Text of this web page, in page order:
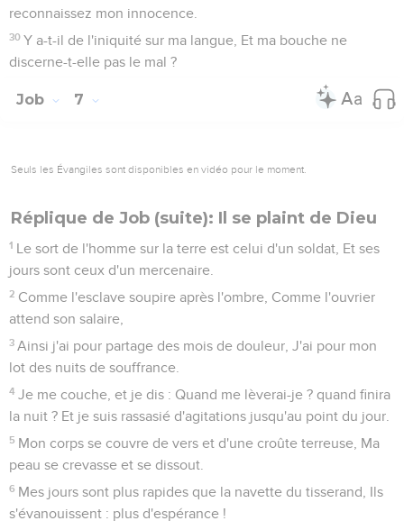
reconnaissez mon innocence.
30 Y a-t-il de l'iniquité sur ma langue, Et ma bouche ne
discerne-t-elle pas le mal ?
Job 7
Seuls les Évangiles sont disponibles en vidéo pour le moment.
Réplique de Job (suite): Il se plaint de Dieu
1 Le sort de l'homme sur la terre est celui d'un soldat, Et ses
jours sont ceux d'un mercenaire.
2 Comme l'esclave soupire après l'ombre, Comme l'ouvrier
attend son salaire,
3 Ainsi j'ai pour partage des mois de douleur, J'ai pour mon
lot des nuits de souffrance.
4 Je me couche, et je dis : Quand me lèverai-je ? quand finira
la nuit ? Et je suis rassasié d'agitations jusqu'au point du jour.
5 Mon corps se couvre de vers et d'une croûte terreuse, Ma
peau se crevasse et se dissout.
6 Mes jours sont plus rapides que la navette du tisserand, Ils
s'évanouissent : plus d'espérance !